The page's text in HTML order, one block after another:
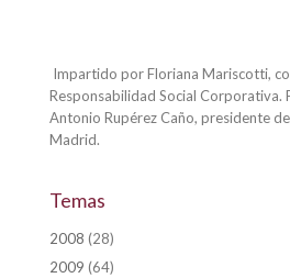
Impartido por Floriana Mariscotti,
Responsabilidad Social Corporativa.
Antonio Rupérez Caño, presidente
Madrid.
Temas
2008 (28)
2009 (64)